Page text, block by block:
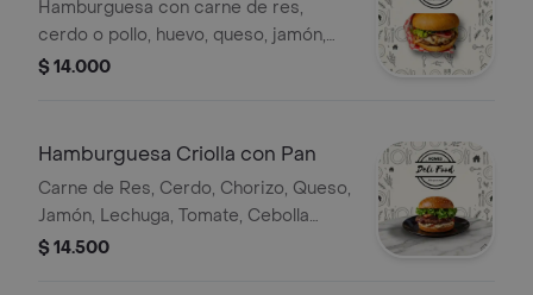
Hamburguesa con carne de res,
cerdo o pollo, huevo, queso, jamón,
lechuga, tomate, cebolla grille y
$ 14.000
Hamburguesa Criolla con Pan
Carne de Res, Cerdo, Chorizo, Queso,
Jamón, Lechuga, Tomate, Cebolla
Grille y Salsas
$ 14.500